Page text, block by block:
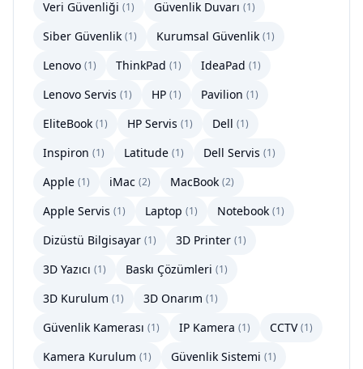
Veri Güvenliği (1) Güvenlik Duvarı (1)
Siber Güvenlik (1) Kurumsal Güvenlik (1)
Lenovo (1) ThinkPad (1) IdeaPad (1)
Lenovo Servis (1) HP (1) Pavilion (1)
EliteBook (1) HP Servis (1) Dell (1)
Inspiron (1) Latitude (1) Dell Servis (1)
Apple (1) iMac (2) MacBook (2)
Apple Servis (1) Laptop (1) Notebook (1)
Dizüstü Bilgisayar (1) 3D Printer (1)
3D Yazıcı (1) Baskı Çözümleri (1)
3D Kurulum (1) 3D Onarım (1)
Güvenlik Kamerası (1) IP Kamera (1) CCTV (1)
Kamera Kurulum (1) Güvenlik Sistemi (1)